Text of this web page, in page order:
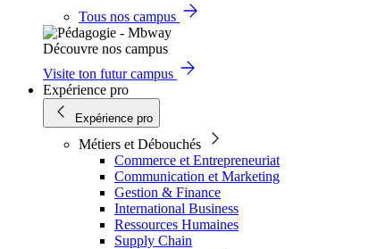
Tous nos campus
Découvre nos campus
Visite ton futur campus
Expérience pro
Expérience pro
Métiers et Débouchés
Commerce et Entrepreneuriat
Communication et Marketing
Gestion & Finance
International Business
Ressources Humaines
Supply Chain